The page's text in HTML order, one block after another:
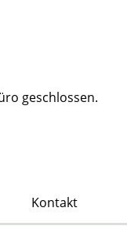
geschlossen.
Kontakt